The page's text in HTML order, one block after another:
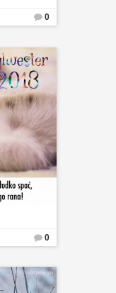
0
0